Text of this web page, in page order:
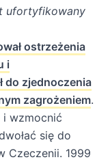
ufortyfikowany
ostrzeżenia
i
do zjednoczenia
zagrożeniem.
i wzmocnić
się do
Czeczenii. 1999